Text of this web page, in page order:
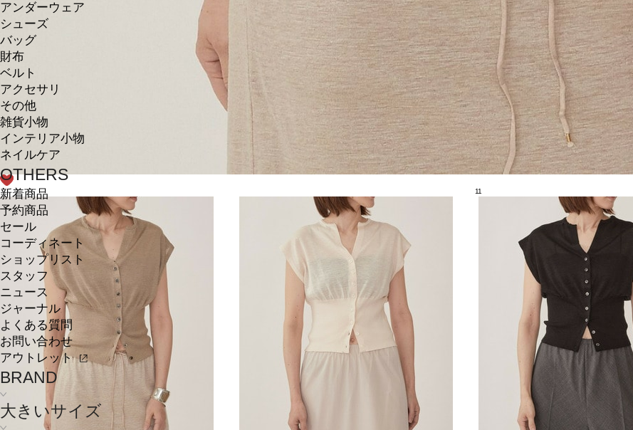
アンダーウェア
シューズ
バッグ
財布
ベルト
アクセサリ
その他
雑貨小物
インテリア小物
ネイルケア
OTHERS
新着商品
予約商品
セール
コーディネート
ショップリスト
スタッフ
ニュース
ジャーナル
よくある質問
お問い合わせ
アウトレット
BRAND
大きいサイズ
11